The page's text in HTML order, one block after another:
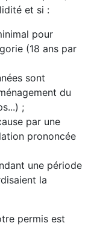
et si :
pour
(18 ans par
sont
du
;
par une
prononcée
une période
la
permis est